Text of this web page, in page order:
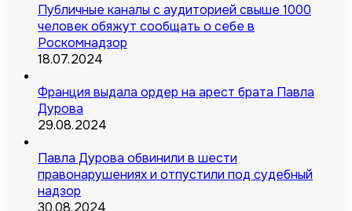
Публичные каналы с аудиторией свыше 1000
человек обяжут сообщать о себе в
Роскомнадзор
18.07.2024
Франция выдала ордер на арест брата Павла
Дурова
29.08.2024
Павла Дурова обвинили в шести
правонарушениях и отпустили под судебный
надзор
30.08.2024